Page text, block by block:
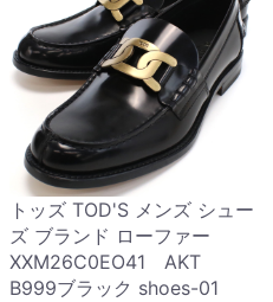
トッズ TOD'S メンズ シュー
ズ ブランド ローファー
XXM26C0EO41 AKT
B999ブラック shoes-01